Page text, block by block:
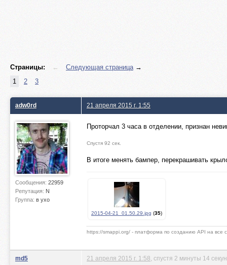
Страницы: ← Следующая страница→
1
2 3
adw0rd
Сообщения: 22959
Репутация: N
Группа: в ухо
21 апреля 2015 г. 1:55
Проторчал 3 часа в отделении, признан
Спустя 92 сек.
В итоге менять бампер, перекрашивать
2015-04-21_01.50.29.jpg (35)
https://smappi.org/ - платформа по созданию API на все
md5 21 апреля 2015 г. 1:58 , спустя 2 минуты 14